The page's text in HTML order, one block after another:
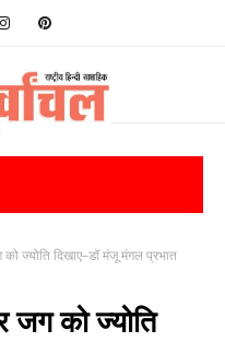
ज्योति दिखाए–डॉ मंजू मंगल प्रभात
को ज्योति